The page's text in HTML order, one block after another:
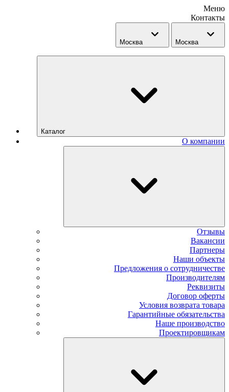
Меню
Контакты
Москва Москва
Каталог
О компании
Отзывы
Вакансии
Партнеры
Наши объекты
Предложения о сотрудничестве
Производителям
Реквизиты
Договор оферты
Условия возврата товара
Гарантийные обязательства
Наше производство
Проектировщикам